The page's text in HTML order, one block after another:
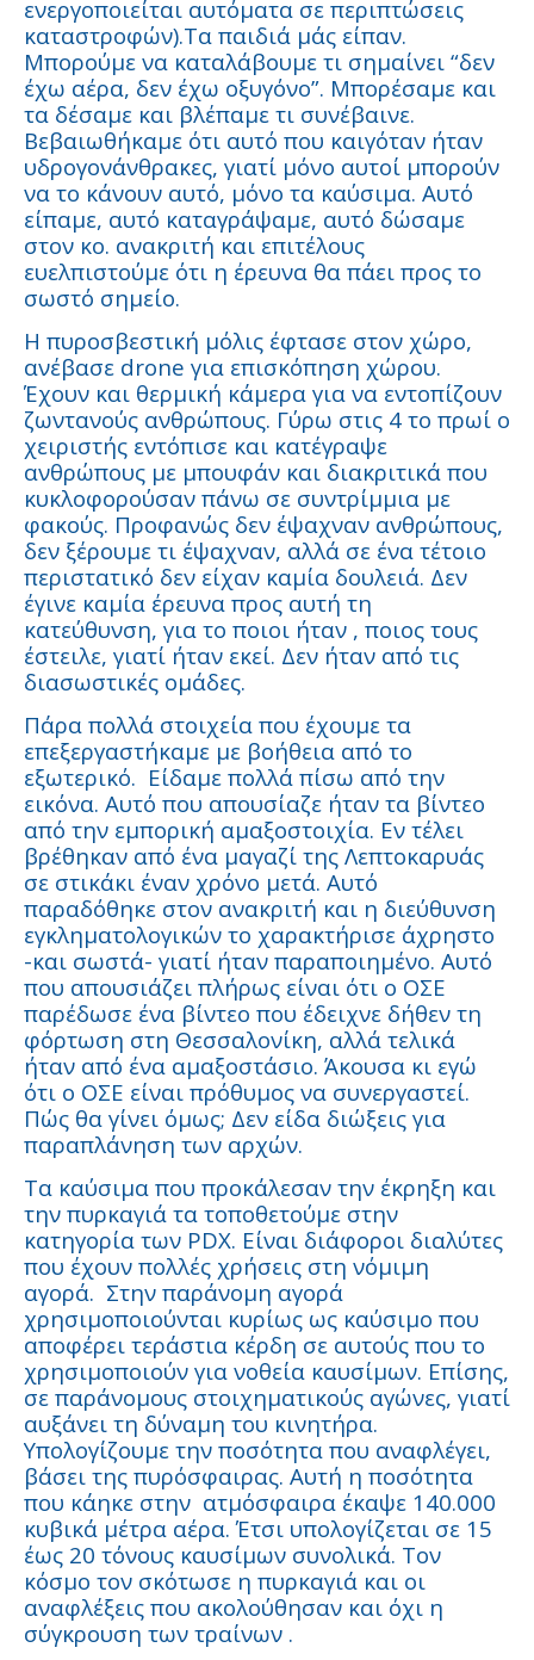
ενεργοποιείται αυτόματα σε περιπτώσεις
καταστροφών).Τα παιδιά μάς είπαν.
Μπορούμε να καταλάβουμε τι σημαίνει “δεν
έχω αέρα, δεν έχω οξυγόνο”. Μπορέσαμε και
τα δέσαμε και βλέπαμε τι συνέβαινε.
Βεβαιωθήκαμε ότι αυτό που καιγόταν ήταν
υδρογονάνθρακες, γιατί μόνο αυτοί μπορούν
να το κάνουν αυτό, μόνο τα καύσιμα. Αυτό
είπαμε, αυτό καταγράψαμε, αυτό δώσαμε
στον κο. ανακριτή και επιτέλους
ευελπιστούμε ότι η έρευνα θα πάει προς το
σωστό σημείο.
Η πυροσβεστική μόλις έφτασε στον χώρο,
ανέβασε drone για επισκόπηση χώρου.
Έχουν και θερμική κάμερα για να εντοπίζουν
ζωντανούς ανθρώπους. Γύρω στις 4 το πρωί ο
χειριστής εντόπισε και κατέγραψε
ανθρώπους με μπουφάν και διακριτικά που
κυκλοφορούσαν πάνω σε συντρίμμια με
φακούς. Προφανώς δεν έψαχναν ανθρώπους,
δεν ξέρουμε τι έψαχναν, αλλά σε ένα τέτοιο
περιστατικό δεν είχαν καμία δουλειά. Δεν
έγινε καμία έρευνα προς αυτή τη
κατεύθυνση, για το ποιοι ήταν , ποιος τους
έστειλε, γιατί ήταν εκεί. Δεν ήταν από τις
διασωστικές ομάδες.
Πάρα πολλά στοιχεία που έχουμε τα
επεξεργαστήκαμε με βοήθεια από το
εξωτερικό. Είδαμε πολλά πίσω από την
εικόνα. Αυτό που απουσίαζε ήταν τα βίντεο
από την εμπορική αμαξοστοιχία. Εν τέλει
βρέθηκαν από ένα μαγαζί της Λεπτοκαρυάς
σε στικάκι έναν χρόνο μετά. Αυτό
παραδόθηκε στον ανακριτή και η διεύθυνση
εγκληματολογικών το χαρακτήρισε άχρηστο
-και σωστά- γιατί ήταν παραποιημένο. Αυτό
που απουσιάζει πλήρως είναι ότι ο ΟΣΕ
παρέδωσε ένα βίντεο που έδειχνε δήθεν τη
φόρτωση στη Θεσσαλονίκη, αλλά τελικά
ήταν από ένα αμαξοστάσιο. Άκουσα κι εγώ
ότι ο ΟΣΕ είναι πρόθυμος να συνεργαστεί.
Πώς θα γίνει όμως; Δεν είδα διώξεις για
παραπλάνηση των αρχών.
Τα καύσιμα που προκάλεσαν την έκρηξη και
την πυρκαγιά τα τοποθετούμε στην
κατηγορία των PDX. Eίναι διάφοροι διαλύτες
που έχουν πολλές χρήσεις στη νόμιμη
αγορά. Στην παράνομη αγορά
χρησιμοποιούνται κυρίως ως καύσιμο που
αποφέρει τεράστια κέρδη σε αυτούς που το
χρησιμοποιούν για νοθεία καυσίμων. Επίσης,
σε παράνομους στοιχηματικούς αγώνες, γιατί
αυξάνει τη δύναμη του κινητήρα.
Υπολογίζουμε την ποσότητα που αναφλέγει,
βάσει της πυρόσφαιρας. Αυτή η ποσότητα
που κάηκε στην ατμόσφαιρα έκαψε 140.000
κυβικά μέτρα αέρα. Έτσι υπολογίζεται σε 15
έως 20 τόνους καυσίμων συνολικά. Τον
κόσμο τον σκότωσε η πυρκαγιά και οι
αναφλέξεις που ακολούθησαν και όχι η
σύγκρουση των τραίνων .